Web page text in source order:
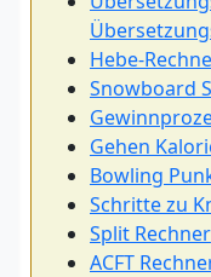
Hebe-
Snowboard
Gehen
Bowling
Schritte zu
Split Rechner
ACFT